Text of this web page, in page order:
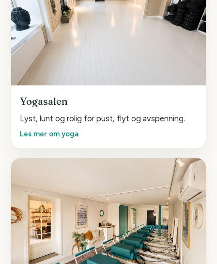
Yogasalen
Lyst, lunt og rolig for pust, flyt og avspenning.
Les mer om yoga